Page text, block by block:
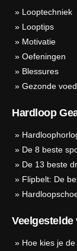
» Looptechniek
» Looptips
» Motivatie
» Oefeningen
» Blessures
» Gezonde
Hardloop
»
» De 8 beste
» De 13 beste
» Flipbelt: De
»
» Hoe kies je